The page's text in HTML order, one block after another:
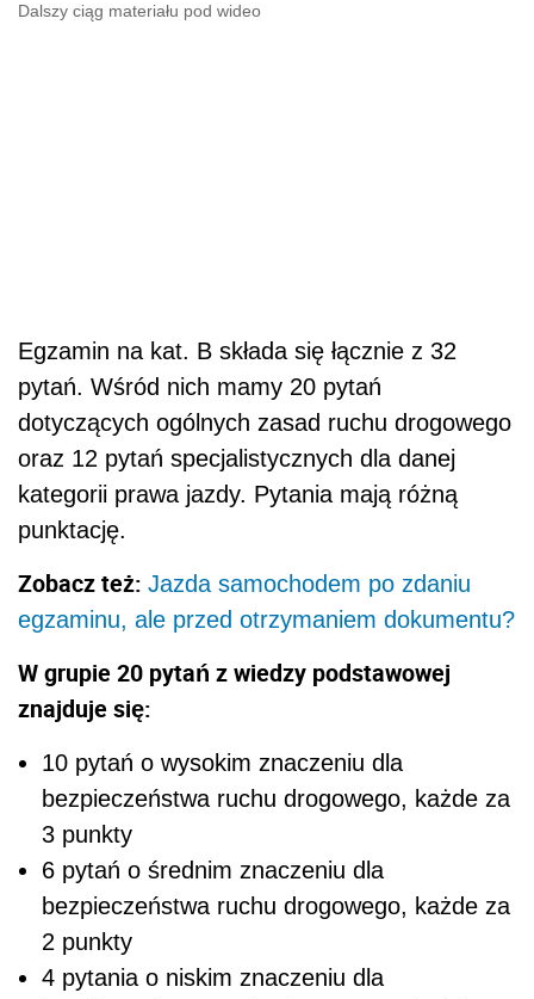
Dalszy ciąg materiału pod wideo
Egzamin na kat. B składa się łącznie z 32
pytań. Wśród nich mamy 20 pytań
dotyczących ogólnych zasad ruchu drogowego
oraz 12 pytań specjalistycznych dla danej
kategorii prawa jazdy. Pytania mają różną
punktację.
Zobacz też: Jazda samochodem po zdaniu
egzaminu, ale przed otrzymaniem dokumentu?
W grupie 20 pytań z wiedzy podstawowej
znajduje się:
10 pytań o wysokim znaczeniu dla
bezpieczeństwa ruchu drogowego, każde za
3 punkty
6 pytań o średnim znaczeniu dla
bezpieczeństwa ruchu drogowego, każde za
2 punkty
4 pytania o niskim znaczeniu dla